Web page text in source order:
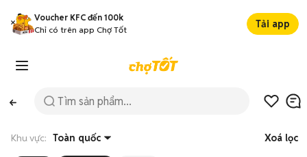
Voucher KFC đến 100k
Chỉ có trên app Chợ Tốt
Tải app
Khu vực: Toàn quốc Xoá lọc